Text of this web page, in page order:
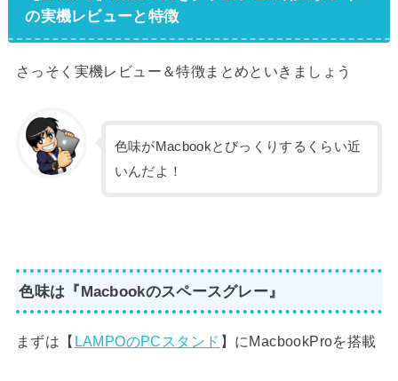
の実機レビューと特徴
さっそく実機レビュー＆特徴まとめといきましょう
色味がMacbookとびっくりするくらい近
いんだよ！
色味は『Macbookのスペースグレー』
まずは【 LAMPOのPCスタンド 】にMacbookProを搭載